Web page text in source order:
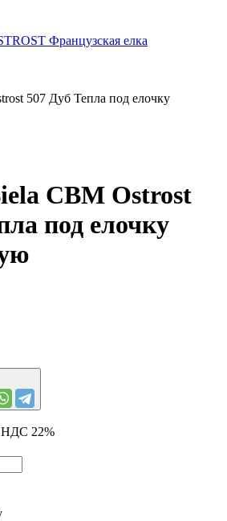
Французская елка
507 Дуб Тепла под елочку
CBM Ostrost
под елочку
НДС 22%